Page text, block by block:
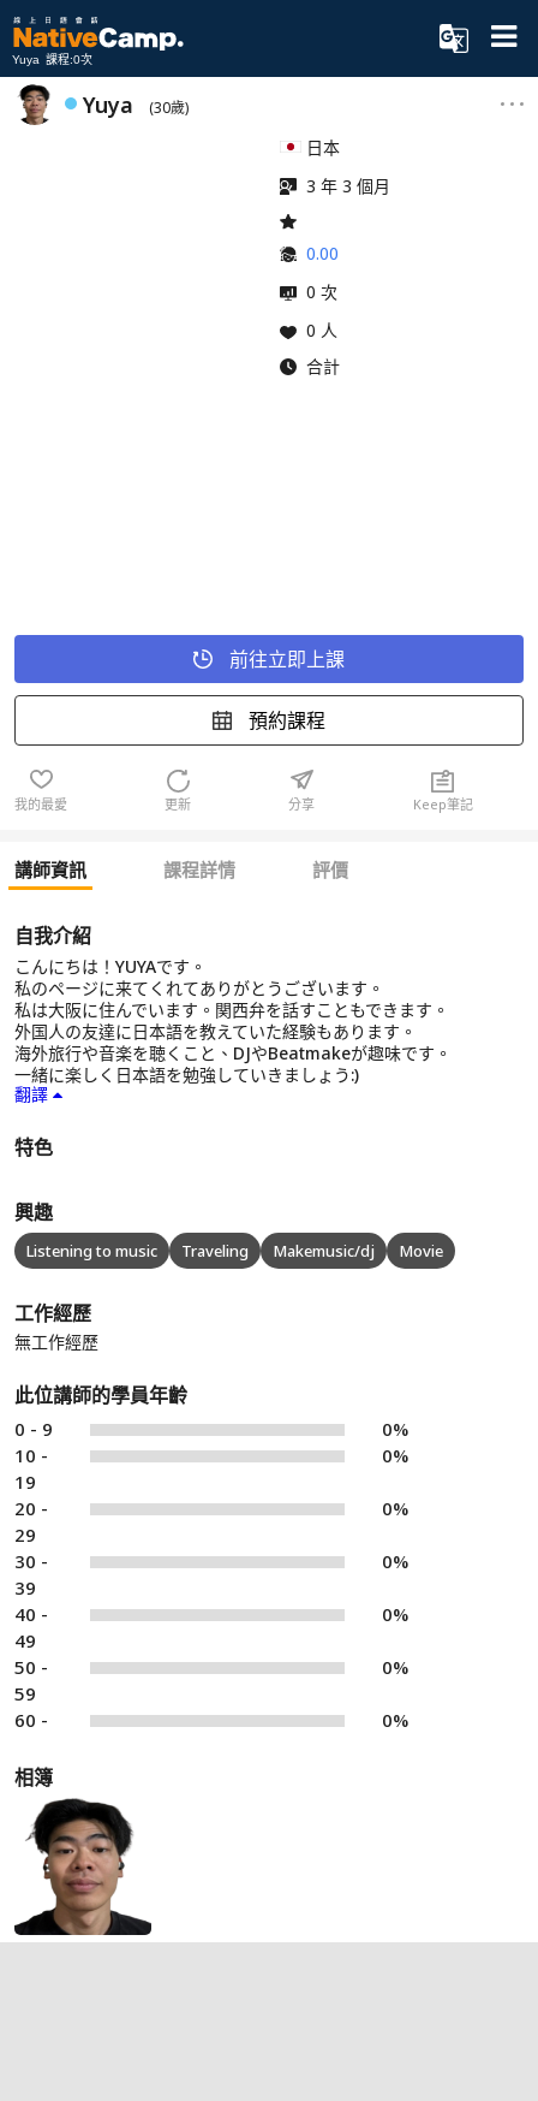
Yuya 課程:0次
Yuya (30歲)
日本
3 年 3 個月
0.00
0 次
0 人
合計
前往立即上課
預約課程
我的最愛 更新 分享 Keep筆記
講師資訊 課程詳情 評價
自我介紹
こんにちは！YUYAです。
私のページに来てくれてありがとうございます。
私は大阪に住んでいます。関西弁を話すこともできます。
外国人の友達に日本語を教えていた経験もあります。
海外旅行や音楽を聴くこと、DJやBeatmakeが趣味です。
一緒に楽しく日本語を勉強していきましょう:)
翻譯
特色
興趣
Listening to music Traveling Makemusic/dj Movie
工作經歷
無工作經歷
此位講師的學員年齡
0 - 9
0%
10 -
19
0%
20 -
29
0%
30 -
39
0%
40 -
49
0%
50 -
59
0%
60 - 0%
相簿